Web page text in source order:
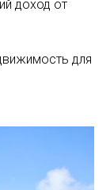
доход от
для